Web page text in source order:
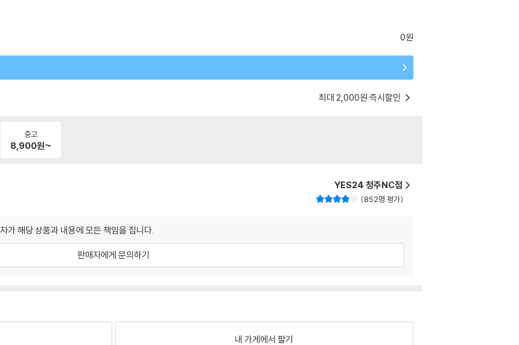
0원
최대 2,000원 즉시할인
중고
8,900원~
YES24 청주NC점
852명 평가
가 해당 상품과 내용에 모든 책임을 집니다.
판매자에게 문의하기
내 가게에서 팔기